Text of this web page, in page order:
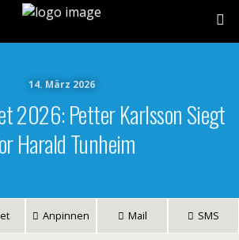
14. März 2026
2026: Petter Karlsson Siegt
Harald Tunheim
Anpinnen Mail SMS